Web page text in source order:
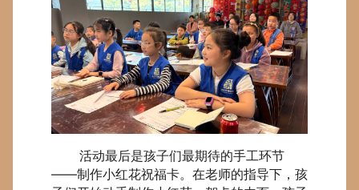
活动最后是孩子们最期待的手工环节
——制作小红花祝福卡。在老师的指导下，孩